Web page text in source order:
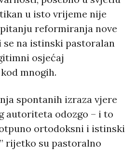
u isto vrijeme nije
reformiranja nove
na istinski pastoralan
osjećaj
mnogih.
spontanih izraza vjere
autoriteta odozgo – i to
ortodoksni i istinski
rijetko su pastoralno